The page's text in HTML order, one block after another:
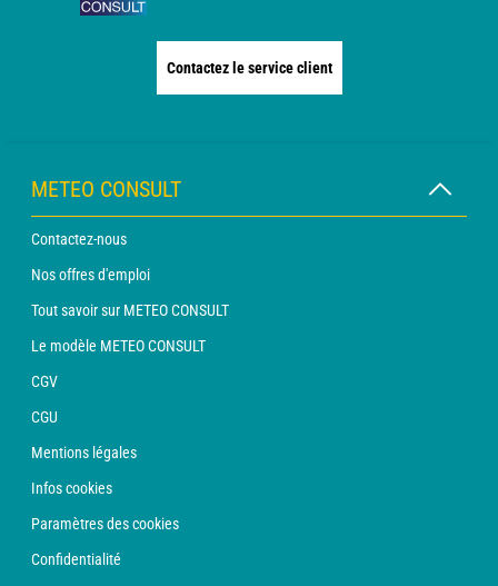
Contactez le service client
METEO CONSULT
Contactez-nous
Nos offres d'emploi
Tout savoir sur METEO CONSULT
Le modèle METEO CONSULT
CGV
CGU
Mentions légales
Infos cookies
Paramètres des cookies
Confidentialité